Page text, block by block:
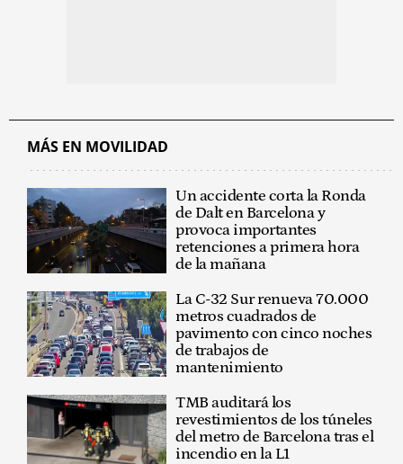
MÁS EN MOVILIDAD
Un accidente corta la Ronda
de Dalt en Barcelona y
provoca importantes
retenciones a primera hora
de la mañana
La C-32 Sur renueva 70.000
metros cuadrados de
pavimento con cinco noches
de trabajos de
mantenimiento
TMB auditará los
revestimientos de los túneles
del metro de Barcelona tras el
incendio en la L1